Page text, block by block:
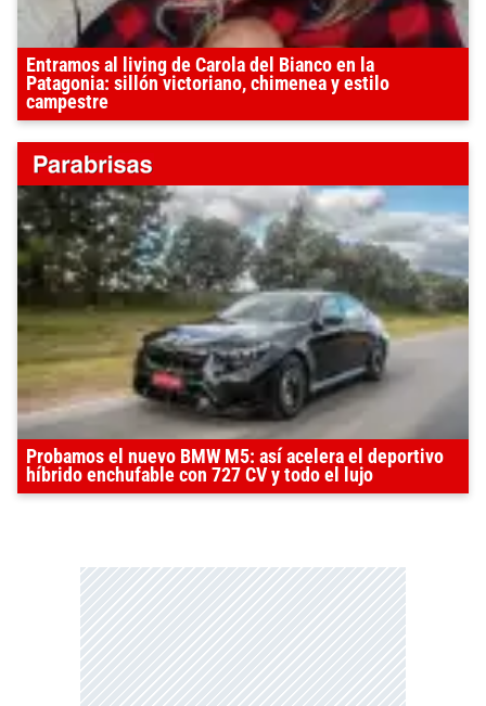
Entramos al living de Carola del Bianco en la
Patagonia: sillón victoriano, chimenea y estilo
campestre
Probamos el nuevo BMW M5: así acelera el deportivo
híbrido enchufable con 727 CV y todo el lujo